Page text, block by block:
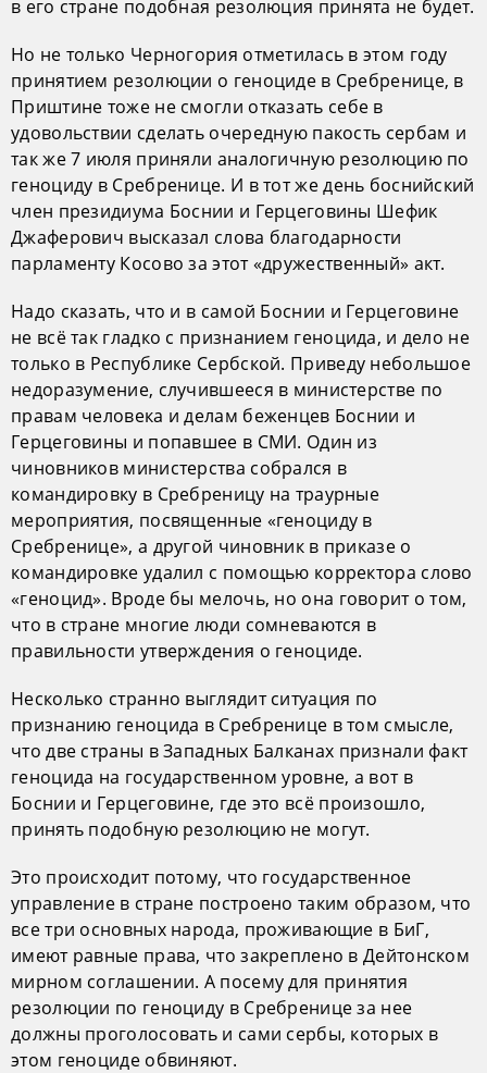
в его стране подобная резолюция принята не будет.
Но не только Черногория отметилась в этом году
принятием резолюции о геноциде в Сребренице, в
Приштине тоже не смогли отказать себе в
удовольствии сделать очередную пакость сербам и
так же 7 июля приняли аналогичную резолюцию по
геноциду в Сребренице. И в тот же день боснийский
член президиума Боснии и Герцеговины Шефик
Джаферович высказал слова благодарности
парламенту Косово за этот «дружественный» акт.
Надо сказать, что и в самой Боснии и Герцеговине
не всё так гладко с признанием геноцида, и дело не
только в Республике Сербской. Приведу небольшое
недоразумение, случившееся в министерстве по
правам человека и делам беженцев Боснии и
Герцеговины и попавшее в СМИ. Один из
чиновников министерства собрался в
командировку в Сребреницу на траурные
мероприятия, посвященные «геноциду в
Сребренице», а другой чиновник в приказе о
командировке удалил с помощью корректора слово
«геноцид». Вроде бы мелочь, но она говорит о том,
что в стране многие люди сомневаются в
правильности утверждения о геноциде.
Несколько странно выглядит ситуация по
признанию геноцида в Сребренице в том смысле,
что две страны в Западных Балканах признали факт
геноцида на государственном уровне, а вот в
Боснии и Герцеговине, где это всё произошло,
принять подобную резолюцию не могут.
Это происходит потому, что государственное
управление в стране построено таким образом, что
все три основных народа, проживающие в БиГ,
имеют равные права, что закреплено в Дейтонском
мирном соглашении. А посему для принятия
резолюции по геноциду в Сребренице за нее
должны проголосовать и сами сербы, которых в
этом геноциде обвиняют.